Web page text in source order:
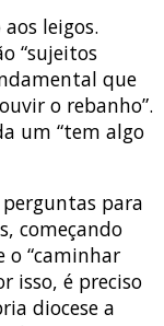
leigos.
“sujeitos
que
o rebanho”.
um “tem algo
para
começando
o “caminhar
isso, é preciso
diocese a